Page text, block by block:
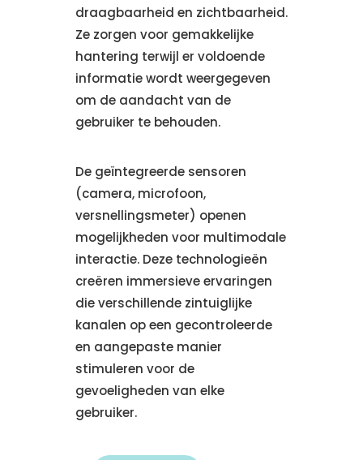
draagbaarheid en zichtbaarheid.
Ze zorgen voor gemakkelijke
hantering terwijl er voldoende
informatie wordt weergegeven
om de aandacht van de
gebruiker te behouden.
De geïntegreerde sensoren
(camera, microfoon,
versnellingsmeter) openen
mogelijkheden voor multimodale
interactie. Deze technologieën
creëren immersieve ervaringen
die verschillende zintuiglijke
kanalen op een gecontroleerde
en aangepaste manier
stimuleren voor de
gevoeligheden van elke
gebruiker.